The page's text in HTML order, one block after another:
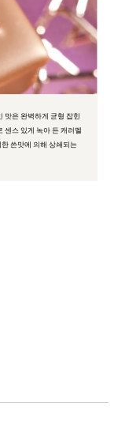
은 완벽하게 균형 잡힌
센스 있게 녹아 든 캐러멜
쓴맛에 의해 상쇄되는